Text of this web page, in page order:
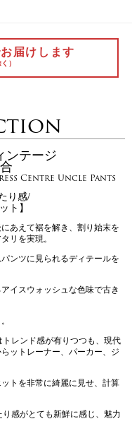
届けします
）
ンテージ
Centre Uncle Pants
り感/
ト】
あえて裾を解き、割り始末を
リを実現。
ンツに見られるディテールを
イスウォッシュな色味で古き
レンド感が有りつつも、現代
ットレーナー、パーカー、ジ
トを非常に綺麗に見せ、計算
感がとても新鮮に感じ、魅力